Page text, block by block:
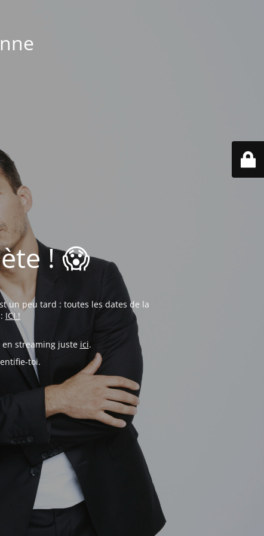
! 😱
un peu tard : toutes les dates de la
ICI !
en streaming juste ici.
toi.